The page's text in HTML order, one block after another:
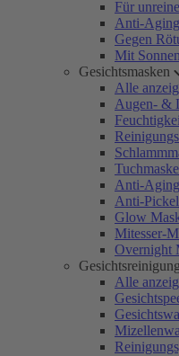
Für
Anti-
Gegen
Mit
Gesichtsmasken
Alle
Augen- &
Anti-
Anti-
Glow
Mitesser-
Overnight
Gesichtsreinigung
Alle